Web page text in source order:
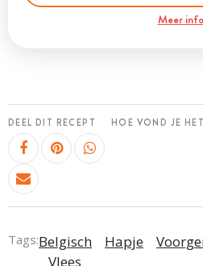
Meer info
DEEL DIT RECEPT HOE VOND JE
Tags:Belgisch Hapje
Vlees